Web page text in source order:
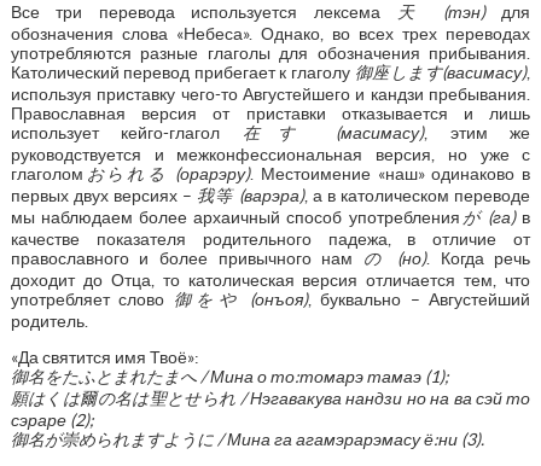
Все три перевода используется лексема
天 (тэн)для
обозначения слова «Небеса». Однако, во всех трех переводах
употребляются разные глаголы для обозначения прибывания.
Католический перевод прибегает к глаголу 御座します(васимасу),
используя приставку чего-то Августейшего и кандзи пребывания.
Православная версия от приставки отказывается и лишь
использует кейго-глагол 在す (масимасу), этим же
руководствуется и межконфессиональная версия, но уже с
глаголом おられる (орарэру). Местоимение «наш» одинаково в
первых двух версиях – 我等(варэра), а в католическом переводе
мы наблюдаем более архаичный способ употребления が (га) в
качестве показателя родительного падежа, в отличие от
православного и более привычного нам の (но). Когда речь
доходит до Отца, то католическая версия отличается тем, что
употребляет слово 御をや (онъоя), буквально – Августейший
родитель.
«Да святится имя Твоё»:
御名をたふとまれたまへ/ Мина о то:томарэ тамаэ (1);
願はくは爾の名は聖とせられ /Нэгавакува нандзи но на ва сэй то
сэраре (2);
御名が崇められますように/ Мина га агамэрарэмасу ё:ни (3).